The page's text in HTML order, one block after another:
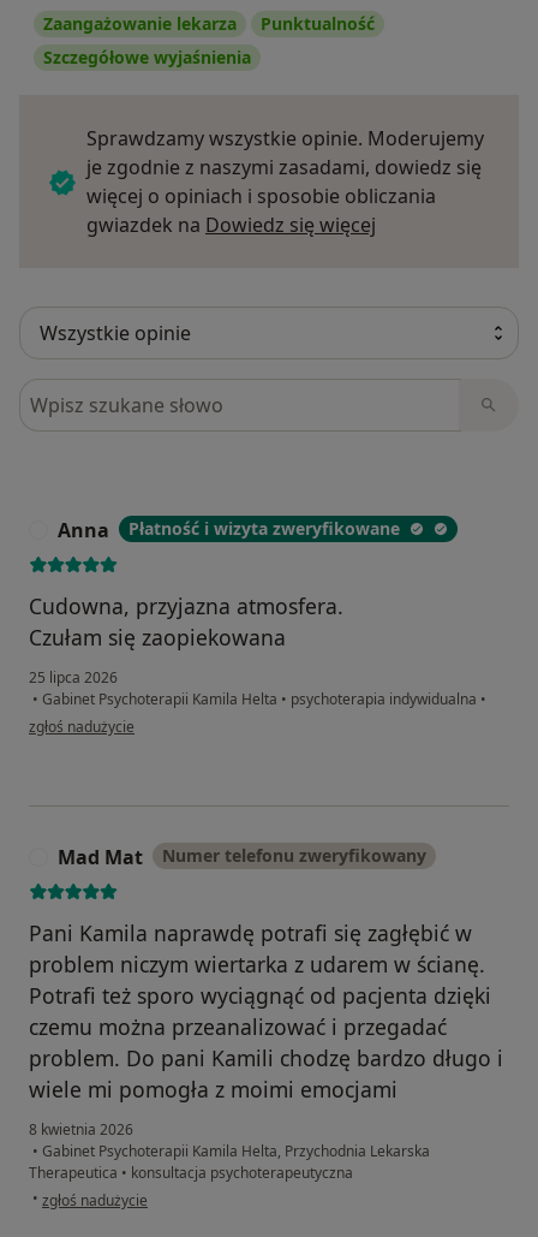
Zaangażowanie lekarza
Punktualność
Szczegółowe wyjaśnienia
Sprawdzamy wszystkie opinie. Moderujemy
je zgodnie z naszymi zasadami, dowiedz się
więcej o opiniach i sposobie obliczania
gwiazdek na Dowiedz się więcej
Szukaj w opiniach
Anna Płatność i wizyta zweryfikowane
Cudowna, przyjazna atmosfera.
Czułam się zaopiekowana
25 lipca 2026
• Gabinet Psychoterapii Kamila Helta • psychoterapia indywidualna •
w opinii użytkownika Anna
zgłoś nadużycie
Mad Mat Numer telefonu zweryfikowany
Pani Kamila naprawdę potrafi się zagłębić w
problem niczym wiertarka z udarem w ścianę.
Potrafi też sporo wyciągnąć od pacjenta dzięki
czemu można przeanalizować i przegadać
problem. Do pani Kamili chodzę bardzo długo i
wiele mi pomogła z moimi emocjami
8 kwietnia 2026
• Gabinet Psychoterapii Kamila Helta, Przychodnia Lekarska
Therapeutica • konsultacja psychoterapeutyczna
• w opinii użytkownika Mad Mat
zgłoś nadużycie